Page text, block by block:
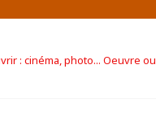
: cinéma, photo... Oeuvre ou